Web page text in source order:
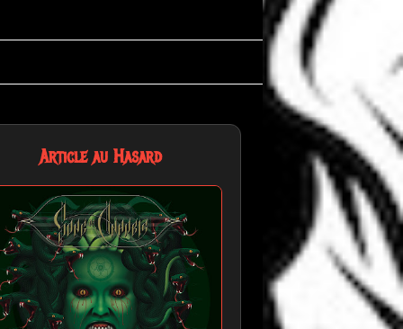
Article au Hasard